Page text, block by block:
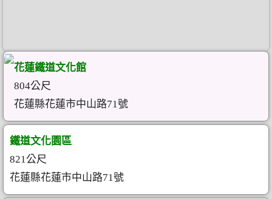
花蓮鐵道文化館
804公尺
花蓮縣花蓮市中山路71號
鐵道文化園區
821公尺
花蓮縣花蓮市中山路71號